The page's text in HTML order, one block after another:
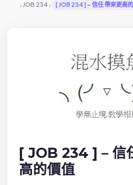
›JOB 234 › [ JOB 234 ] – 信任 帶來更高
[ JOB 234 ] – 信
高的價值